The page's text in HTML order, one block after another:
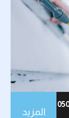
المزيد